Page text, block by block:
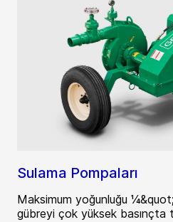
Sulama Pompaları
Maksimum yoğunluğu
gübreyi çok yüksek basınçta